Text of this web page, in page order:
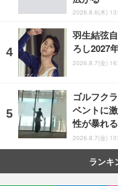
2026.8.6(木)
羽生結弦
ろし2027
2026.8.7(金)
ゴルフク
ベントに
性が暴れる
2026.8.7(金)
ランキ